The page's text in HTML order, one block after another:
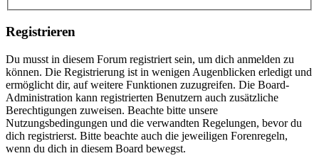
Registrieren
Du musst in diesem Forum registriert sein, um dich anmelden zu
können. Die Registrierung ist in wenigen Augenblicken erledigt und
ermöglicht dir, auf weitere Funktionen zuzugreifen. Die Board-
Administration kann registrierten Benutzern auch zusätzliche
Berechtigungen zuweisen. Beachte bitte unsere
Nutzungsbedingungen und die verwandten Regelungen, bevor du
dich registrierst. Bitte beachte auch die jeweiligen Forenregeln,
wenn du dich in diesem Board bewegst.